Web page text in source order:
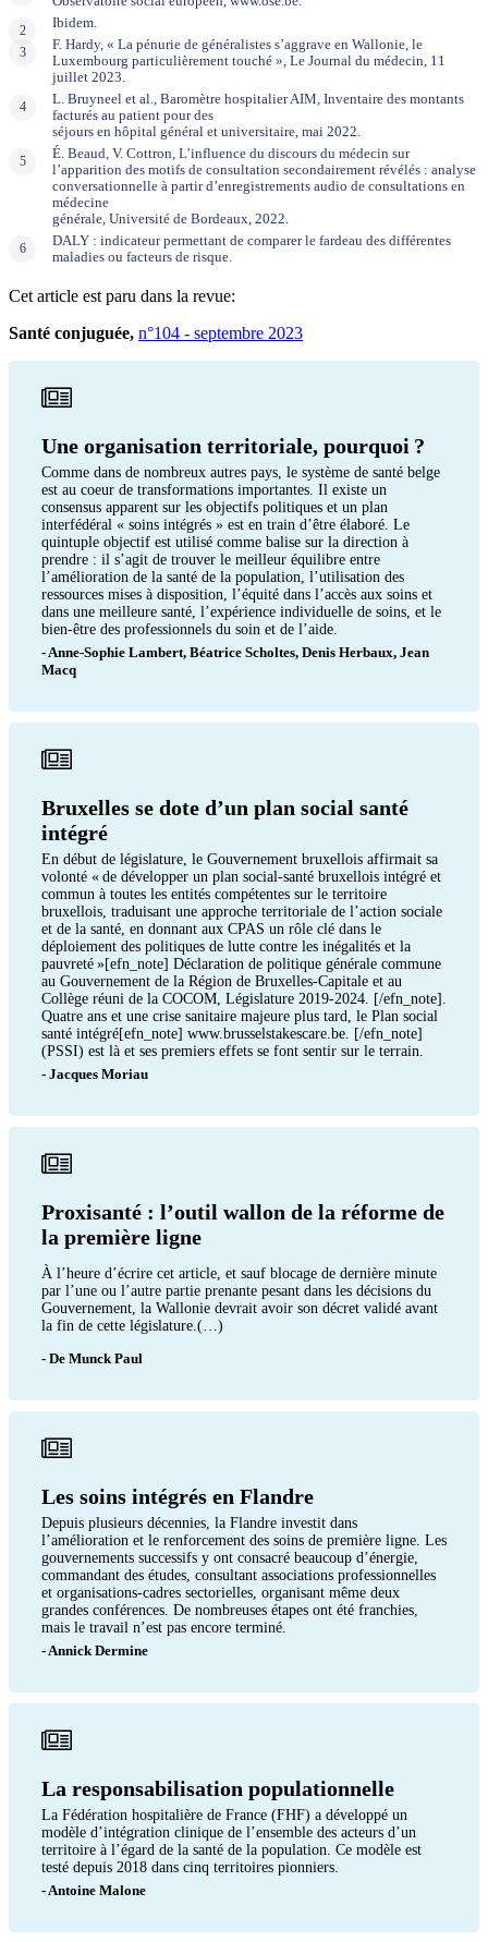
Ibidem.
F. Hardy, « La pénurie de généralistes s’aggrave en Wallonie, le
Luxembourg particulièrement touché », Le Journal du médecin, 11
juillet 2023.
L. Bruyneel et al., Baromètre hospitalier AIM, Inventaire des montants
facturés au patient pour des
séjours en hôpital général et universitaire, mai 2022.
É. Beaud, V. Cottron, L’influence du discours du médecin sur
l’apparition des motifs de consultation secondairement révélés : analyse
conversationnelle à partir d’enregistrements audio de consultations en
médecine
générale, Université de Bordeaux, 2022.
DALY : indicateur permettant de comparer le fardeau des différentes
maladies ou facteurs de risque.
Cet article est paru dans la revue:
Santé conjuguée, n°104 - septembre 2023
Une organisation territoriale, pourquoi ?
Comme dans de nombreux autres pays, le système de santé belge
est au coeur de transformations importantes. Il existe un
consensus apparent sur les objectifs politiques et un plan
interfédéral « soins intégrés » est en train d’être élaboré. Le
quintuple objectif est utilisé comme balise sur la direction à
prendre : il s’agit de trouver le meilleur équilibre entre
l’amélioration de la santé de la population, l’utilisation des
ressources mises à disposition, l’équité dans l’accès aux soins et
dans une meilleure santé, l’expérience individuelle de soins, et le
bien-être des professionnels du soin et de l’aide.
- Anne-Sophie Lambert, Béatrice Scholtes, Denis Herbaux, Jean
Macq
Bruxelles se dote d’un plan social santé
intégré
En début de législature, le Gouvernement bruxellois affirmait sa
volonté « de développer un plan social-santé bruxellois intégré et
commun à toutes les entités compétentes sur le territoire
bruxellois, traduisant une approche territoriale de l’action sociale
et de la santé, en donnant aux CPAS un rôle clé dans le
déploiement des politiques de lutte contre les inégalités et la
pauvreté »[efn_note] Déclaration de politique générale commune
au Gouvernement de la Région de Bruxelles-Capitale et au
Collège réuni de la COCOM, Législature 2019-2024. [/efn_note].
Quatre ans et une crise sanitaire majeure plus tard, le Plan social
santé intégré[efn_note] www.brusselstakescare.be. [/efn_note]
(PSSI) est là et ses premiers effets se font sentir sur le terrain.
- Jacques Moriau
Proxisanté : l’outil wallon de la réforme de
la première ligne
À l’heure d’écrire cet article, et sauf blocage de dernière minute
par l’une ou l’autre partie prenante pesant dans les décisions du
Gouvernement, la Wallonie devrait avoir son décret validé avant
la fin de cette législature.(…)
- De Munck Paul
Les soins intégrés en Flandre
Depuis plusieurs décennies, la Flandre investit dans
l’amélioration et le renforcement des soins de première ligne. Les
gouvernements successifs y ont consacré beaucoup d’énergie,
commandant des études, consultant associations professionnelles
et organisations-cadres sectorielles, organisant même deux
grandes conférences. De nombreuses étapes ont été franchies,
mais le travail n’est pas encore terminé.
- Annick Dermine
La responsabilisation populationnelle
La Fédération hospitalière de France (FHF) a développé un
modèle d’intégration clinique de l’ensemble des acteurs d’un
territoire à l’égard de la santé de la population. Ce modèle est
testé depuis 2018 dans cinq territoires pionniers.
- Antoine Malone